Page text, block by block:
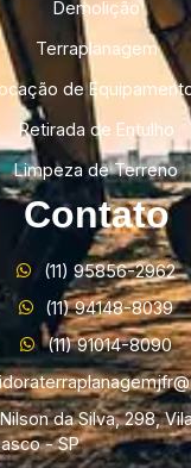
Demolição
Terraplanagem
de
Retirada de Entulho
Limpeza de Terreno
Contato
(11) 95856-2962
(11) 94148-8039
(11) 91014-8090
da Silva, 298,
- SP